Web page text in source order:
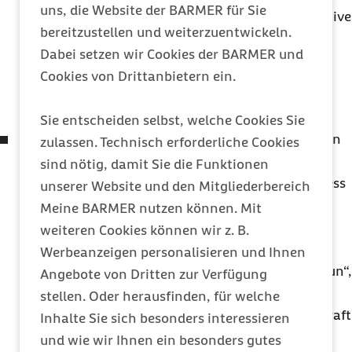
uns, die Website der BARMER für Sie
bereitzustellen und weiterzuentwickeln.
Dabei setzen wir Cookies der BARMER und
Cookies von Drittanbietern ein.
Sie entscheiden selbst, welche Cookies Sie
zulassen. Technisch erforderliche Cookies
sind nötig, damit Sie die Funktionen
unserer Website und den Mitgliederbereich
Meine BARMER nutzen können. Mit
weiteren Cookies können wir z. B.
Werbeanzeigen personalisieren und Ihnen
Angebote von Dritten zur Verfügung
stellen. Oder herausfinden, für welche
Inhalte Sie sich besonders interessieren
und wie wir Ihnen ein besonders gutes
unerwartete Situationen anzupassen. Die kognitive
Flexibilität ermöglicht es, verschiedene
Perspektiven einzunehmen, alternative
Lösungswege zu finden und sich schnell auf
Aktive Problemlösestrategien:Menschen nutzen
verschiedene Strategien, um mit Lebenskrisen
umzugehen. In der Psychologie wird dieser Prozess
alsCopingbezeichnet. AktivesCoping
sich einer belastenden Situation bewusst
zuzuwenden, etwa durch Problemlösung oder
Gespräche. Das Gefühl, „Ich kann selbst etwas tun“,
fördert die Selbstwirksamkeitserwartung – die
Überzeugung, Herausforderungen aus eigener Kraft
bewältigen zu können. Menschen mit hoher